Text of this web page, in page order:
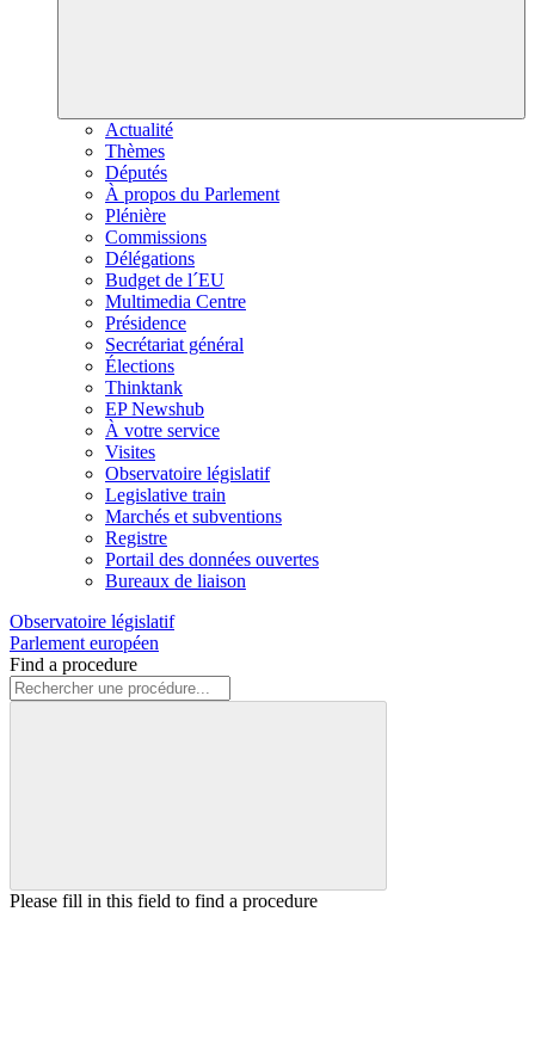
Actualité
Thèmes
Députés
À propos du Parlement
Plénière
Commissions
Délégations
Budget de l´EU
Multimedia Centre
Présidence
Secrétariat général
Élections
Thinktank
EP Newshub
À votre service
Visites
Observatoire législatif
Legislative train
Marchés et subventions
Registre
Portail des données ouvertes
Bureaux de liaison
Observatoire législatif
Parlement européen
Find a procedure
Please fill in this field to find a procedure